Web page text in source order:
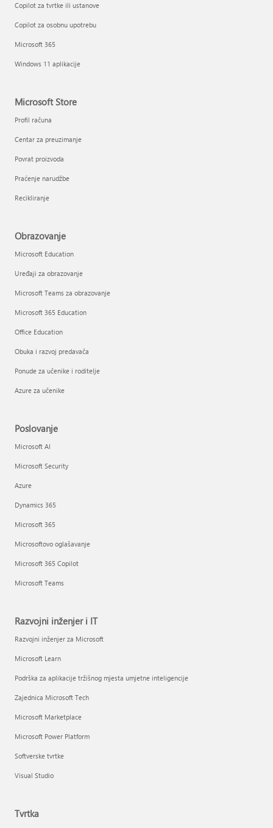
Copilot za tvrtke ili ustanove
Copilot za osobnu upotrebu
Microsoft 365
Windows 11 aplikacije
Microsoft Store
Profil računa
Centar za preuzimanje
Povrat proizvoda
Praćenje narudžbe
Recikliranje
Obrazovanje
Microsoft Education
Uređaji za obrazovanje
Microsoft Teams za obrazovanje
Microsoft 365 Education
Office Education
Obuka i razvoj predavača
Ponude za učenike i roditelje
Azure za učenike
Poslovanje
Microsoft AI
Microsoft Security
Azure
Dynamics 365
Microsoft 365
Microsoftovo oglašavanje
Microsoft 365 Copilot
Microsoft Teams
Razvojni inženjer i IT
Razvojni inženjer za Microsoft
Microsoft Learn
Podrška za aplikacije tržišnog mjesta umjetne inteligencije
Zajednica Microsoft Tech
Microsoft Marketplace
Microsoft Power Platform
Softverske tvrtke
Visual Studio
Tvrtka